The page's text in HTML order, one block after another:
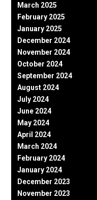
March 2025
February 2025
January 2025
December 2024
November 2024
October 2024
September 2024
August 2024
July 2024
June 2024
May 2024
April 2024
March 2024
February 2024
January 2024
December 2023
November 2023